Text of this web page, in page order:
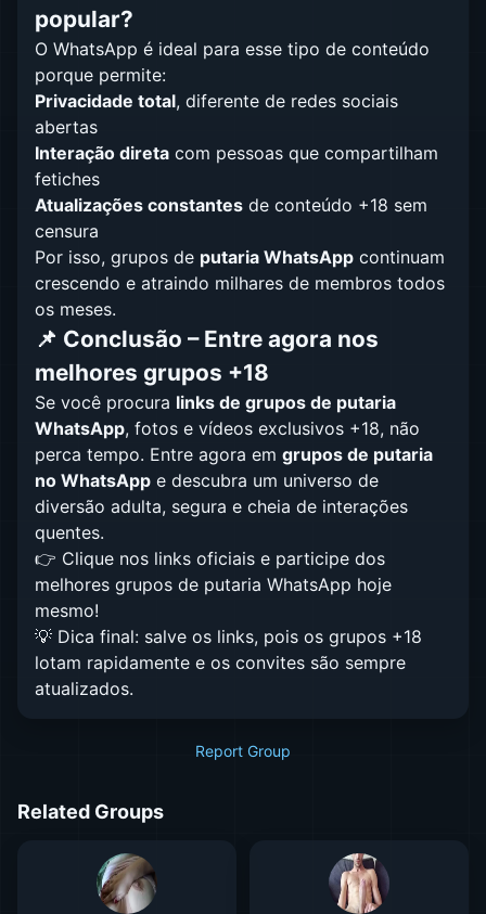
popular?
O WhatsApp é ideal para esse tipo de conteúdo
porque permite:
Privacidade total, diferente de redes sociais
abertas
Interação direta com pessoas que compartilham
fetiches
Atualizações constantes de conteúdo +18 sem
censura
Por isso, grupos de putaria WhatsApp continuam
crescendo e atraindo milhares de membros todos
os meses.
📌 Conclusão – Entre agora nos
melhores grupos +18
Se você procura links de grupos de putaria
WhatsApp, fotos e vídeos exclusivos +18, não
perca tempo. Entre agora em grupos de putaria
no WhatsApp e descubra um universo de
diversão adulta, segura e cheia de interações
quentes.
👉 Clique nos links oficiais e participe dos
melhores grupos de putaria WhatsApp hoje
mesmo!
💡 Dica final: salve os links, pois os grupos +18
lotam rapidamente e os convites são sempre
atualizados.
Report Group
Related Groups